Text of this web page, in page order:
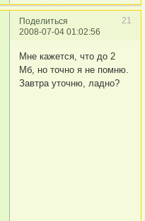
Поделиться
21
2008-07-04 01:02:56
Мне кажется, что до 2
Мб, но точно я не помню.
Завтра уточню, ладно?